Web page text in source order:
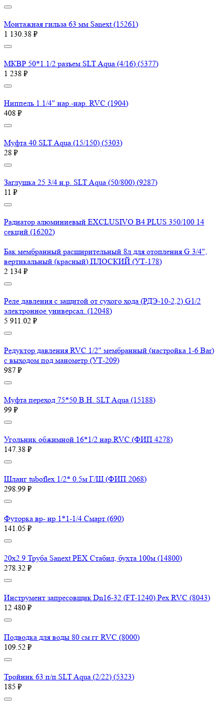
Монтажная гильза 63 мм Sanext (15261)
1 130.38 ₽
МКВР 50*1.1/2 разъем SLT Aqua (4/16) (5377)
1 238 ₽
Ниппель 1.1/4" нар.-нар. RVC (1904)
408 ₽
Муфта 40 SLT Aqua (15/150) (5303)
28 ₽
Заглушка 25 3/4 н.р. SLT Aqua (50/800) (9287)
11 ₽
Радиатор алюминиевый EXCLUSIVO B4 PLUS 350/100 14
секций (16202)
Бак мембранный расширительный 8л для отопления G 3/4",
вертикальный (красный) ПЛОСКИЙ (УТ-178)
2 134 ₽
Реле давления с защитой от сухого хода (РДЭ-10-2,2) G1/2
электронное универсал. (12048)
5 911.02 ₽
Редуктор давления RVC 1/2" мембранный (настройка 1-6 Bar)
с выходом под манометр (УТ-209)
987 ₽
Муфта переход 75*50 В.Н. SLT Aqua (15188)
99 ₽
Угольник обжимной 16*1/2 нар.RVC (ФИП 4278)
147.38 ₽
Шланг tuboflex 1/2* 0.5м Г/Ш (ФИП 2068)
298.99 ₽
Футорка вр- нр 1*1-1/4 Смарт (690)
141.05 ₽
20х2.9 Труба Sanext PEX Стабил, бухта 100м (14800)
278.32 ₽
Инструмент запресовщик Dn16-32 (FT-1240) Pex RVC (8043)
12 480 ₽
Подводка для воды 80 см гг RVC (8000)
109.52 ₽
Тройник 63 п/п SLT Aqua (2/22) (5323)
185 ₽